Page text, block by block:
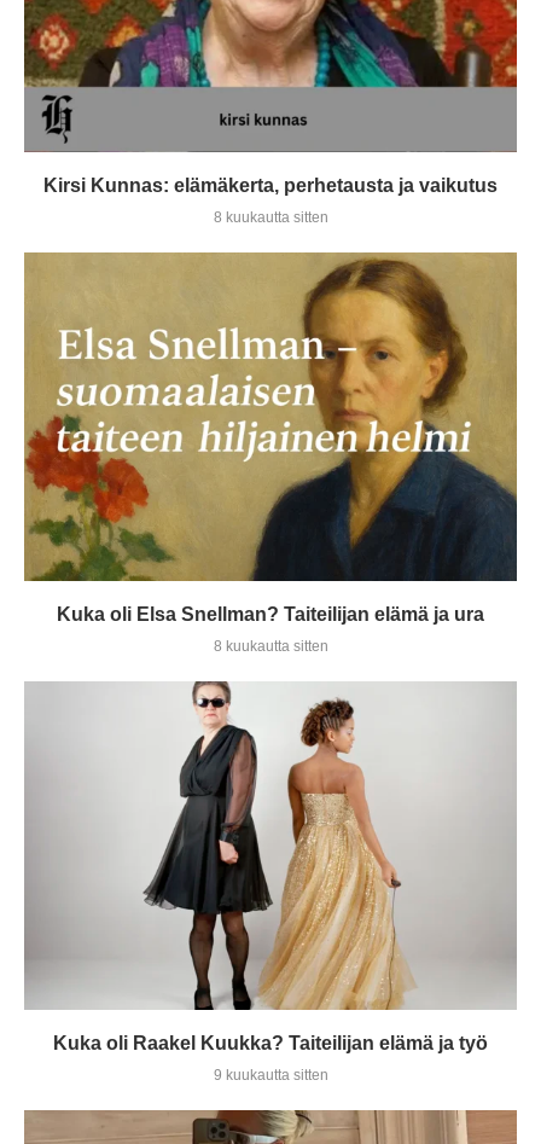
Kirsi Kunnas: elämäkerta, perhetausta ja vaikutus
8 kuukautta sitten
Kuka oli Elsa Snellman? Taiteilijan elämä ja ura
8 kuukautta sitten
Kuka oli Raakel Kuukka? Taiteilijan elämä ja työ
9 kuukautta sitten